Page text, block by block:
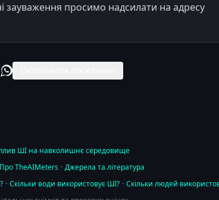
зауваження просимо надсилати на адресу
ШІ на навколишнє середовище
Про TheAIMeters · Джерела та література
· Скільки води використовує ШІ? · Скільки людей